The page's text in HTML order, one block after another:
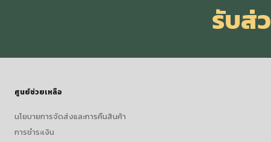
รับส่
ศูนย์ช่วยเหลือ
นโยบายการจัดส่งและการคืนสินค้า
การชำระเงิน